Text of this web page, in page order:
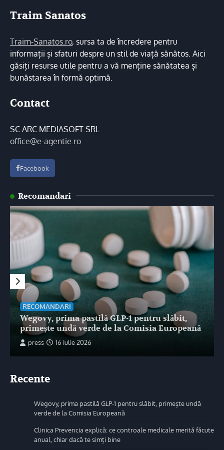
Traim Sanatos
Traim-Sanatos.ro, sursa ta de încredere pentru
informații și sfaturi despre un stil de viață sănătos. Aici
găsiți resurse utile pentru a vă menține sănătatea și
bunăstarea în formă optimă.
Contact
SC ARC MEDIASOFT SRL
office@e-agentie.ro
Facebook
Recomandari
RECOMANDARI
Wegovy, prima pastilă GLP-1 pentru slăbit,
primește undă verde de la Comisia Europeană
press 16 iulie 2026
Recente
Wegovy, prima pastilă GLP-1 pentru slăbit, primește undă
verde de la Comisia Europeană
Clinica Prevencia explică: ce controale medicale merită făcute
anual, chiar dacă te simți bine